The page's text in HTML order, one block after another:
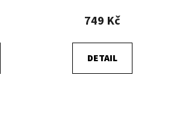
749 Kč
DETAIL